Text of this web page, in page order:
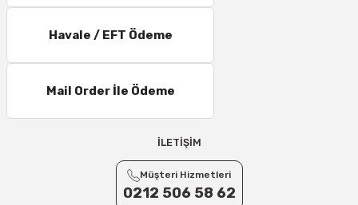
11 – 15 Desi/Kg= 245,50 TL- 347,40 TL
16 – 20 Desi/Kg= 307,50 TL- 371,80 TL
21 – 25 Desi/Kg= 357,90 TL-- 397,40 TL
Yurtiçi Kargo için 30 Desi sonrası her +1 Desi: 13 TL
Aras Kargo için 30 Desi sonrası her +1 Desi: 17 TL
Havale / EFT Ödeme
Mail Order İle Ödeme
İLETİŞİM
Müşteri Hizmetleri
0212 506 58 62